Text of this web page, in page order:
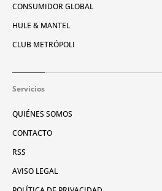
CONSUMIDOR GLOBAL
HULE & MANTEL
CLUB METRÓPOLI
Servicios
QUIÉNES SOMOS
CONTACTO
RSS
AVISO LEGAL